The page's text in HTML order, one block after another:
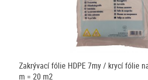
Zakrývací fólie HDPE 7my / krycí fólie
m = 20 m2